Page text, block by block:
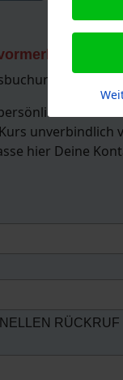
! Oder
unverbindlich
hier Deine
RÜCKRUF